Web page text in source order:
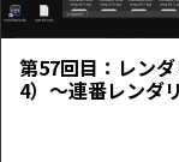
第57回目：レン
4）～連番レンダ